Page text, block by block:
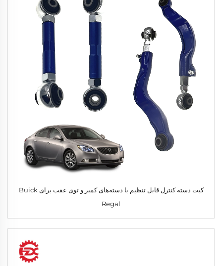
کیت دسته کنترل قابل تنظیم با دسته‌های کمبر و توی عقب برای Buick
Regal